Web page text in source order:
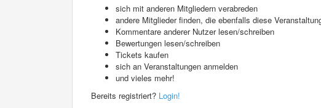
sich mit anderen Mitgliedern verabreden
andere Mitglieder finden, die ebenfalls diese
Kommentare anderer Nutzer lesen/schreiben
Bewertungen lesen/schreiben
Tickets kaufen
sich an Veranstaltungen anmelden
und vieles mehr!
Bereits registriert? Login!